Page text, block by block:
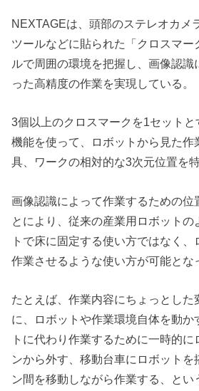
NEXTAGEは、頭部のステレオカメ
ツールなどに貼られた「クロスマー
ルで周囲の環境を把握し、画像認識
った高精度の作業を実現している。
3個以上のクロスマークを1セット
機能を使って、ロボットから見た作
具、ワークの相対的な3次元位置を
画像認識によって作業するための位
とにより、従来の産業用ロボットの
トで床に固定する使い方ではなく
作業させるような使い方が可能とな
たとえば、作業内容にちょっとした
に、ロボットや作業環境自体を動か
トに代わり作業するために一時的に
ンから外す、移動台車にロボットを
ン間を移動しながら作業する、とい